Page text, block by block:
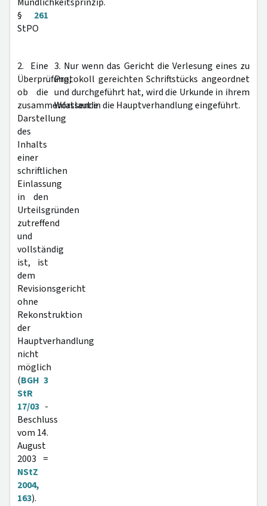
§ 261
StPO
2. Eine
Überprüfung,
ob die
zusammenfassende
Darstellung
des
Inhalts
einer
schriftlichen
Einlassung
in den
Urteilsgründen
zutreffend
und
vollständig
ist, ist
dem
Revisionsgericht
ohne
Rekonstruktion
der
Hauptverhandlung
nicht
möglich
(BGH 3
StR
17/03 -
Beschluss
vom 14.
August
2003 =
NStZ
2004,
163).
3. Nur wenn das Gericht die Verlesung eines zu
Protokoll gereichten Schriftstücks angeordnet
und durchgeführt hat, wird die Urkunde in ihrem
Wortlaut in die Hauptverhandlung eingeführt.